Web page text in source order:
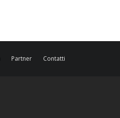
Partner Contatti